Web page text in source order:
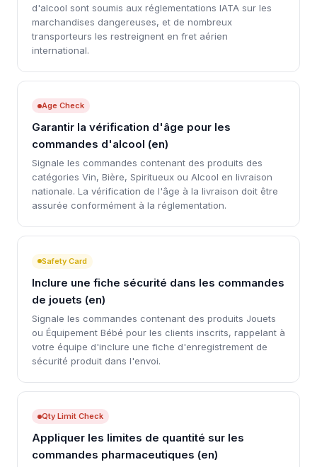
d'alcool sont soumis aux réglementations IATA sur les
marchandises dangereuses, et de nombreux
transporteurs les restreignent en fret aérien
international.
Age Check
Garantir la vérification d'âge pour les
commandes d'alcool (en)
Signale les commandes contenant des produits des
catégories Vin, Bière, Spiritueux ou Alcool en livraison
nationale. La vérification de l'âge à la livraison doit être
assurée conformément à la réglementation.
Safety Card
Inclure une fiche sécurité dans les commandes
de jouets (en)
Signale les commandes contenant des produits Jouets
ou Équipement Bébé pour les clients inscrits, rappelant à
votre équipe d'inclure une fiche d'enregistrement de
sécurité produit dans l'envoi.
Qty Limit Check
Appliquer les limites de quantité sur les
commandes pharmaceutiques (en)